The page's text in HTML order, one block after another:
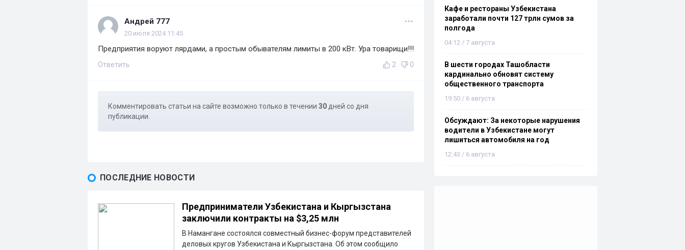
Андрей 777
20 июля 2024 11:45
Предприятия воруют лярдами, а простым обывателям лимиты в 200 кВт. Ура товарищи!!!
Ответить 2 0
Комментировать статьи на сайте возможно только в течении 30 дней со дня
публикации.
ПОСЛЕДНИЕ НОВОСТИ
Предприниматели Узбекистана и Кыргызстана
заключили контракты на $3,25 млн
В Намангане состоялся совместный бизнес-форум представителей
деловых кругов Узбекистана и Кыргызстана. Об этом сообщило
Кафе и рестораны Узбекистана
заработали почти 127 трлн сумов за
полгода
04:12 / 7 августа
В шести городах Ташобласти
кардинально обновят систему
общественного транспорта
19:50 / 6 августа
Обсуждают: За некоторые нарушения
водители в Узбекистане могут
лишиться автомобиля на год
12:43 / 6 августа